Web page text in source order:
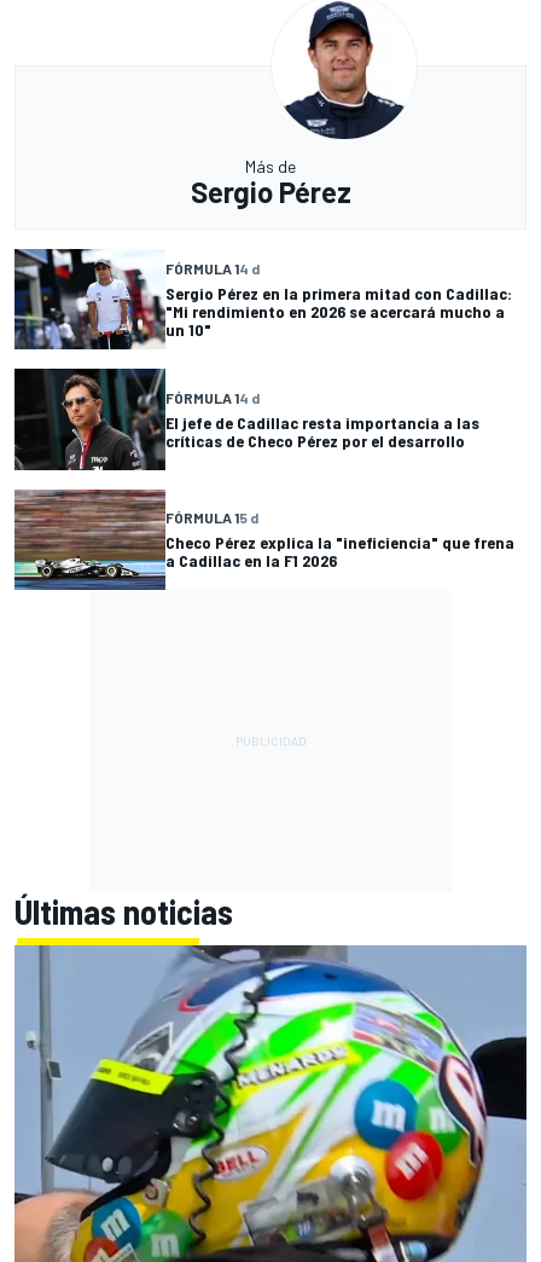
Más de
Sergio Pérez
FÓRMULA 14 d
Sergio Pérez en la primera mitad con Cadillac:
"Mi rendimiento en 2026 se acercará mucho a
un 10"
FÓRMULA 14 d
El jefe de Cadillac resta importancia a las
críticas de Checo Pérez por el desarrollo
FÓRMULA 15 d
Checo Pérez explica la "ineficiencia" que frena
a Cadillac en la F1 2026
Últimas noticias